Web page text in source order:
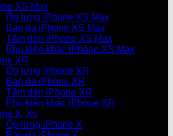
XS Max
Ốp lưng iPhone XS Max
Bao da iPhone XS Max
Tấm dán iPhone XS Max
Phụ kiện khác iPhone XS Max
XR
Ốp lưng iPhone XR
Bao da iPhone XR
Tấm dán iPhone XR
Phụ kiện khác iPhone XR
X, Xs
Ốp lưng iPhone X